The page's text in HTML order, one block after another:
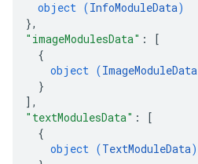
object (InfoModuleData)
},
"imageModulesData" :
[
{
object (ImageModuleData
}
] ,
"textModulesData" :
[
{
object (TextModuleData)